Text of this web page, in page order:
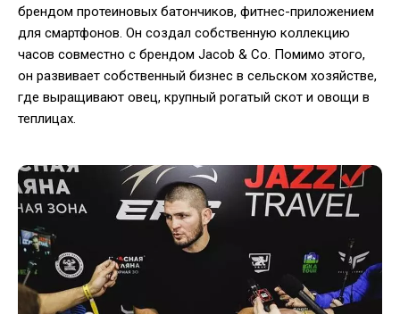
брендом протеиновых батончиков, фитнес-приложением
для смартфонов. Он создал собственную коллекцию
часов совместно с брендом Jacob & Co. Помимо этого,
он развивает собственный бизнес в сельском хозяйстве,
где выращивают овец, крупный рогатый скот и овощи в
теплицах.